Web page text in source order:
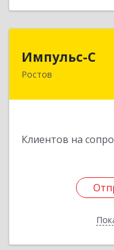
Импульс-С
Ростов
Клиентов на